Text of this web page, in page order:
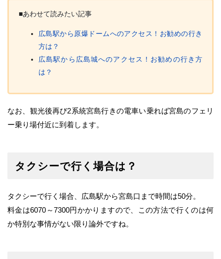
■あわせて読みたい記事
広島駅から原爆ドームへのアクセス！お勧めの行き
方は？
広島駅から広島城へのアクセス！お勧めの行き方
は？
なお、観光後再び2系統宮島行きの電車い乗れば宮島のフェリ
ー乗り場付近に到着します。
タクシーで行く場合は？
タクシーで行く場合、広島駅から宮島口まで時間は50分。
料金は6070～7300円かかりますので、この方法で行くのは何
か特別な事情がない限り論外ですね。